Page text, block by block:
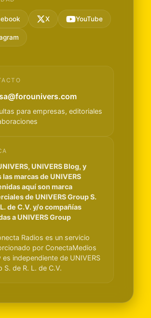
X YouTube
para empresas, editoriales
UNIVERS Blog, y
las marcas de UNIVERS
aquí son marca
de UNIVERS Group S.
de C.V. y/o compañías
a UNIVERS Group
Radios es un servicio
por ConectaMedios
es independiente de UNIVERS
S. de R. L. de C.V.